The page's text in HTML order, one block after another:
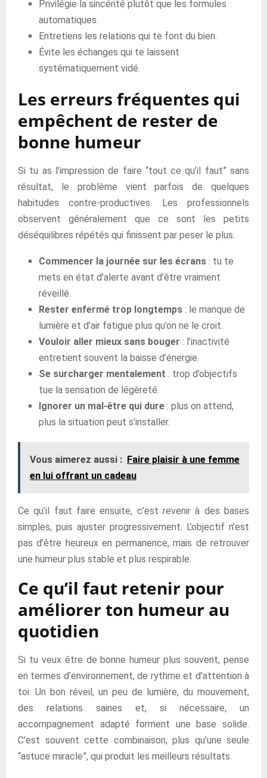
Privilégie la sincérité plutôt que les formules
automatiques.
Entretiens les relations qui te font du bien.
Évite les échanges qui te laissent
systématiquement vidé.
Les erreurs fréquentes qui
empêchent de rester de
bonne humeur
Si tu as l’impression de faire “tout ce qu’il faut” sans
résultat, le problème vient parfois de quelques
habitudes contre-productives. Les professionnels
observent généralement que ce sont les petits
déséquilibres répétés qui finissent par peser le plus.
Commencer la journée sur les écrans : tu te
mets en état d’alerte avant d’être vraiment
réveillé.
Rester enfermé trop longtemps : le manque de
lumière et d’air fatigue plus qu’on ne le croit.
Vouloir aller mieux sans bouger : l’inactivité
entretient souvent la baisse d’énergie.
Se surcharger mentalement : trop d’objectifs
tue la sensation de légèreté.
Ignorer un mal-être qui dure : plus on attend,
plus la situation peut s’installer.
Vous aimerez aussi : Faire plaisir à une femme
en lui offrant un cadeau
Ce qu’il faut faire ensuite, c’est revenir à des bases
simples, puis ajuster progressivement. L’objectif n’est
pas d’être heureux en permanence, mais de retrouver
une humeur plus stable et plus respirable.
Ce qu’il faut retenir pour
améliorer ton humeur au
quotidien
Si tu veux être de bonne humeur plus souvent, pense
en termes d’environnement, de rythme et d’attention à
toi. Un bon réveil, un peu de lumière, du mouvement,
des relations saines et, si nécessaire, un
accompagnement adapté forment une base solide.
C’est souvent cette combinaison, plus qu’une seule
“astuce miracle”, qui produit les meilleurs résultats.